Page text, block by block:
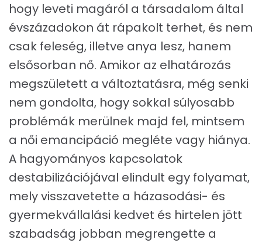
hogy leveti magáról a társadalom által
évszázadokon át rápakolt terhet, és nem
csak feleség, illetve anya lesz, hanem
elsősorban nő. Amikor az elhatározás
megszületett a változtatásra, még senki
nem gondolta, hogy sokkal súlyosabb
problémák merülnek majd fel, mintsem
a női emancipáció megléte vagy hiánya.
A hagyományos kapcsolatok
destabilizációjával elindult egy folyamat,
mely visszavetette a házasodási- és
gyermekvállalási kedvet és hirtelen jött
szabadság jobban megrengette a